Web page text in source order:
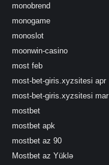
monobrend
monogame
monoslot
moonwin-casino
most feb
most-bet-giris.xyzsitesi apr
most-bet-giris.xyzsitesi mar
mostbet
mostbet apk
mostbet az 90
Mostbet az Yüklə